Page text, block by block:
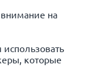
внимание на
которые